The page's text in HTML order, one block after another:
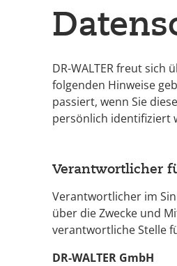
DR-WALTER freut
folgenden Hinweise
passiert, wenn Sie
persönlich identifiziert
Verantwortlicher
Verantwortlicher im
über die Zwecke und
verantwortliche Stelle
DR-WALTER GmbH